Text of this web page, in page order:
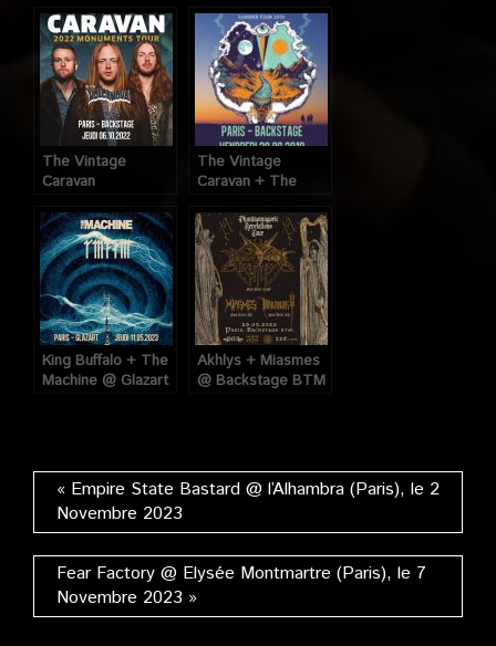
Septembre 2022
Backstage By The
Mills (Paris), le 1er
Novembre 2018
The Vintage
Caravan
Backstage by The
Mills (Paris), le 6
Octobre 2022
The Vintage
Caravan + The
O’Sullivans
Backstage by the
Mills (Paris), le 30
Août 2019
King Buffalo + The
Machine @ Glazart
Akhlys + Miasmes
@ Backstage BTM
« Empire State Bastard @ l’Alhambra (Paris), le 2
Novembre 2023
Fear Factory @ Elysée Montmartre (Paris), le 7
Novembre 2023 »